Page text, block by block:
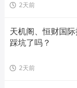
2天前
天机阁、恒财国
踩坑了吗？
2天前